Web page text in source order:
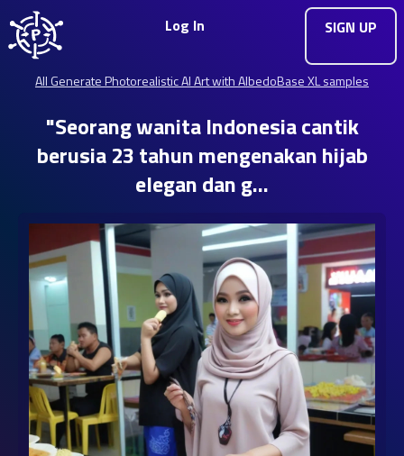
Log In SIGN UP
All Generate Photorealistic AI Art with AlbedoBase XL samples
"Seorang wanita Indonesia cantik
berusia 23 tahun mengenakan hijab
elegan dan g…